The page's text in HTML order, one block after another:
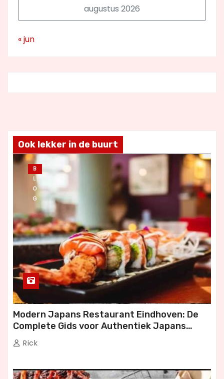
augustus 2026
« jun
Ook lekker in de buurt
B
L
O
G
Modern Japans Restaurant Eindhoven: De
Complete Gids voor Authentiek Japans
Dineren
Rick